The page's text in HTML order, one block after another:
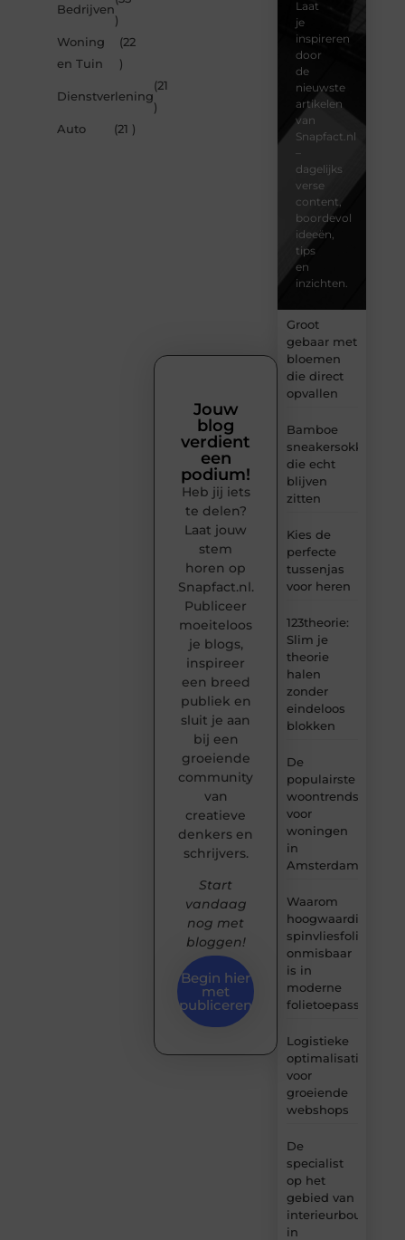
Bedrijven
)
Woning
en Tuin
(22
)
Dienstverlening
(21
)
Auto
(21 )
Laat
je
inspireren
door
de
nieuwste
artikelen
van
Snapfact.nl
–
dagelijks
verse
content,
boordevol
ideeën,
tips
en
inzichten.
Groot
gebaar met
bloemen
die direct
opvallen
Bamboe
sneakersokken
die echt
blijven
zitten
Kies de
perfecte
tussenjas
voor heren
123theorie:
Slim je
theorie
halen
zonder
eindeloos
blokken
De
populairste
woontrends
voor
woningen
in
Amsterdam
Waarom
hoogwaardige
spinvliesfolie
onmisbaar
is in
moderne
folietoepassingen
Logistieke
optimalisatie
voor
groeiende
webshops
De
specialist
op het
gebied van
interieurbouw
in
Jouw
blog
verdient
een
podium!
Heb jij iets
te delen?
Laat jouw
stem
horen op
Snapfact.nl.
Publiceer
moeiteloos
je blogs,
inspireer
een breed
publiek en
sluit je aan
bij een
groeiende
community
van
creatieve
denkers en
schrijvers.
Start
vandaag
nog met
bloggen!
Begin hier
met
publiceren